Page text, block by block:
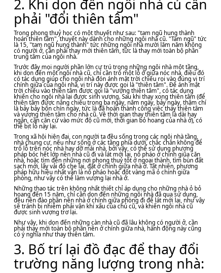
2. Khi dọn đến ngôi nhà củ cần
phải "đổi thiên tâm"
Trong phong thuỷ học có một thuyết như sau: "tam ngũ hung thành
hoán thiên tâm", thuyết này dành cho những ngôi nhà cũ. "Tam ngũ" tức
là 15, "tam ngũ hung thành" tức những ngôi nhà mười lăm năm không
có người ở, cần phải thay mới thiên tâm, tức là thay mới toàn bộ phần
trung tâm của ngôi nhà.
Trước đây mọi người phần lớn cư trú trong những ngôi nhà một tầng,
khi dọn đến một ngôi nhà cũ, chỉ cần trổ một lỗ ở giữa nóc nhà, điều đó
có tác dụng giúp cho ngôi nhà đón ánh mặt trời chiếu rọi vào đúng vị trí
chính giữa của ngôi nhà, vị trí này được gọi là "thiên tâm". Để ánh mặt
trời chiếu vào thiên tâm được gọi là "vượng thiên tâm", có tác dụng
khiến cho ngôi nhà lại được sinh vượng. Sau khi thay xong thiên tâm (để
thiên tâm được nắng chiếu trong ba ngày, năm ngày, bảy ngày, thậm chí
là bảy bảy bốn chín ngày, tức là đã hoàn thành công việc thay thiên tâm
và vượng thiên tâm cho nhà cũ. Về thời gian thay thiên tâm là dài hay
ngắn, cần căn cứ vào mức độ cũ mới, thời gian bỏ hoang của nhà ở), có
thể bịt lỗ này lại.
Trong xã hội hiện đại, con người ta đều sống trong các ngôi nhà tầng,
nhà chung cư, nếu như sống ở các tầng phía dưới, chắc chắn không để
trổ lỗ trên nóc nhà hay dỡ mái nhà, bởi vậy, có thể sử dụng phương
pháp bóc hết lớp nền nhà cũ đi và lát mới lại, nổ pháo ở chính giũa căn
nhà, hoặc tìm đến những nơi phong thuỷ tốt ở ngoại thành, tìm bùn đất
sạch mới, lấy vải đỏ che lại, đặt ở chính giữa nhà ở. Tất nhiên, phương
pháp hữu hiệu nhất vẫn là nổ pháo hoặc đốt vàng mã ỏ chính giữa
phòng, như vậy có thể làm vượng lại nhà ở.
Những thao tác trên không nhất thiết chỉ áp dụng cho những nhà ỏ bỏ
hoang đến 15 năm, chỉ cần dọn đến những ngôi nhà đã qua sử dụng,
đều nên đào phần nền nhà ở chính giữa phòng đi để lát mới lại, như vậy
sẽ tránh bị nhiễm phải vận khí xấu của chủ cũ, và khiến ngôi nhà cũ
được sinh vượng trơ lại.
Như vậy, khi dọn đến những càn nhà cũ đã lâu không có người ở, cần
phải thay mới toàn bộ phần nền ở chính giữa nhà, hành động này cũng
có ý nghĩa như thay thiên tâm.
3. Bố trí lại đồ đạc để thay đổi
trường năng lượng trong nhà: